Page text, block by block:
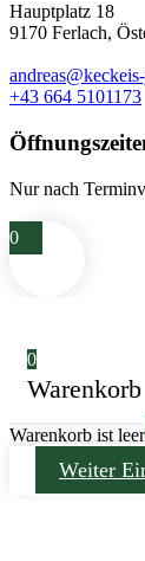
Hauptplatz 18
9170 Ferlach,
+43 664 5101173
Nur nach
0
0
Warenkorb
Warenkorb ist leer
Weiter